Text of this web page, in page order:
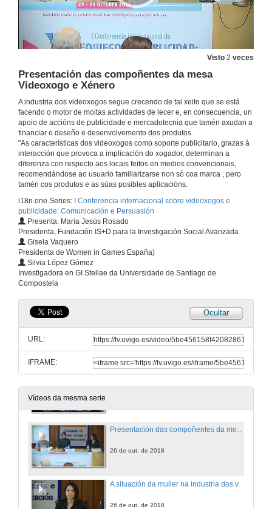
Visto 2 veces
Presentación das compoñentes da mesa
Videoxogo e Xénero
A industria dos videoxogos segue crecendo de tal xeito que se está
facendo o motor de moitas actividades de lecer e, en consecuencia, un
apoio de accións de publicidade e mercadotecnia que tamén axudan a
financiar o deseño e desenvolvemento dos produtos.
"As características dos videoxogos como soporte publicitario, grazas á
interacción que provoca a implicación do xogador, determinan a
diferenza con respecto aos locais feitos en medios convencionais,
recomendándose ao usuario familiarizarse non só coa marca , pero
tamén cos produtos e as súas posibles aplicacións.
i18n.one.Series:
I Conferencia internacional sobre videoxogos e
publicidade: Comunicación e Persuasión
Presenta: María Jesús Rosado
Presidenta, Fundación IS+D para la Investigación Social Avanzada
Gisela Vaquero
Presidenta de Women in Games España)
Silvia López Gómez
Investigadora en GI Stellae da Universidade de Santiago de
Compostela
Ocultar
URL:
IFRAME:
Vídeos da mesma serie
Conference
26 de out. de 2018
Persuasive Game Design
26 de out. de 2018
Rolda de preguntas. Videoxogos como ferramienta de persuasión e comunicación
26 de out. de 2018
De Pong, refuxiados e retórica procesual
26 de out. de 2018
SPA-CC The pixels you dreams are made of
26 de out. de 2018
Rolda de preguntas. Videoxogo e Creación
Presentación das compoñentes da mesa Videoxogo e Xénero
26 de out. de 2018
26 de out. de 2018